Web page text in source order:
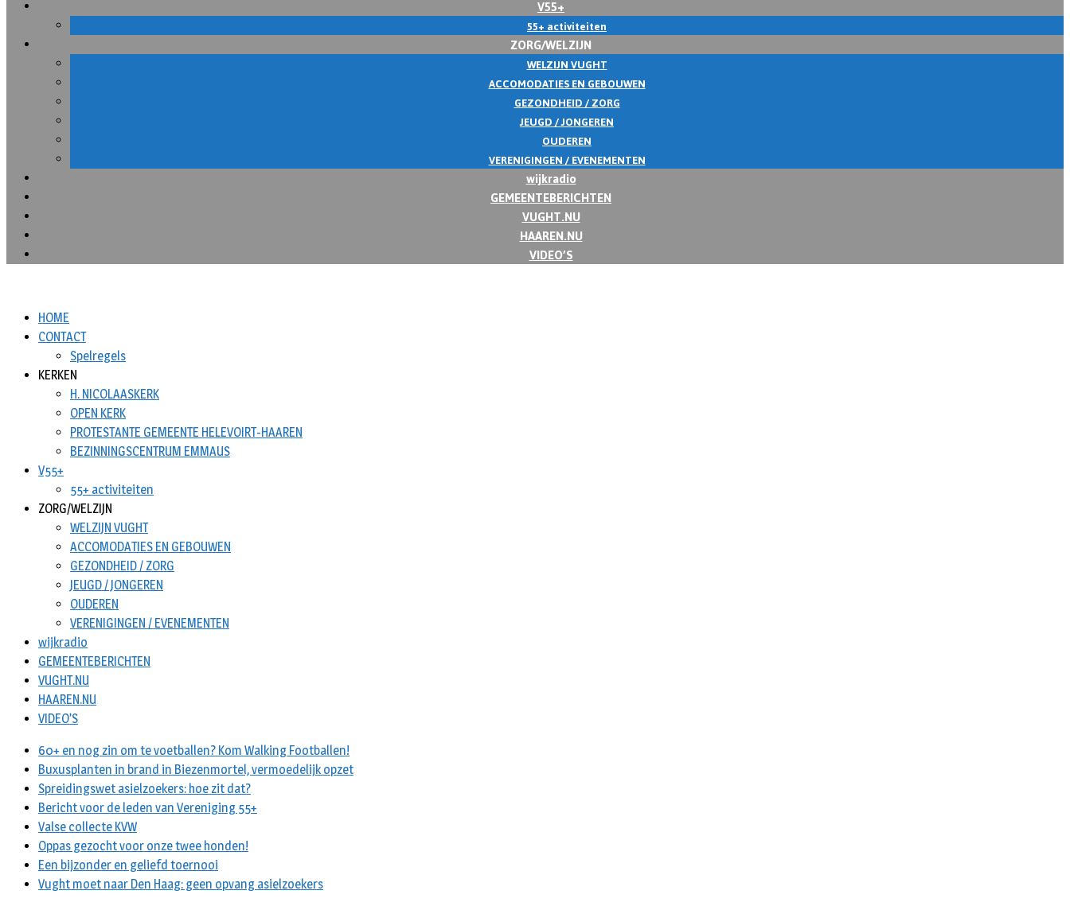
V55+
55+ activiteiten
ZORG/WELZIJN
WELZIJN VUGHT
ACCOMODATIES EN GEBOUWEN
GEZONDHEID / ZORG
JEUGD / JONGEREN
OUDEREN
VERENIGINGEN / EVENEMENTEN
wijkradio
GEMEENTEBERICHTEN
VUGHT.NU
HAAREN.NU
VIDEO’S
HOME
CONTACT
Spelregels
KERKEN
H. NICOLAASKERK
OPEN KERK
PROTESTANTE GEMEENTE HELEVOIRT-HAAREN
BEZINNINGSCENTRUM EMMAUS
V55+
55+ activiteiten
ZORG/WELZIJN
WELZIJN VUGHT
ACCOMODATIES EN GEBOUWEN
GEZONDHEID / ZORG
JEUGD / JONGEREN
OUDEREN
VERENIGINGEN / EVENEMENTEN
wijkradio
GEMEENTEBERICHTEN
VUGHT.NU
HAAREN.NU
VIDEO’S
60+ en nog zin om te voetballen? Kom Walking Footballen!
Buxusplanten in brand in Biezenmortel, vermoedelijk opzet
Spreidingswet asielzoekers: hoe zit dat?
Bericht voor de leden van Vereniging 55+
Valse collecte KVW
Oppas gezocht voor onze twee honden!
Een bijzonder en geliefd toernooi
Vught moet naar Den Haag: geen opvang asielzoekers